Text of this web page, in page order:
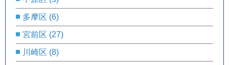
多摩区 (6)
宮前区 (27)
川崎区 (8)